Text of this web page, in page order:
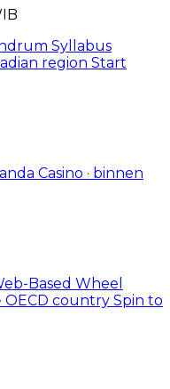
Syllabus
region Start
Casino · binnen
Based Wheel
OECD country Spin to